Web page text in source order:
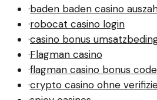
·baden baden casino
·robocat casino login
·casino bonus
·Flagman casino
·flagman casino bonus code
·crypto casino ohne